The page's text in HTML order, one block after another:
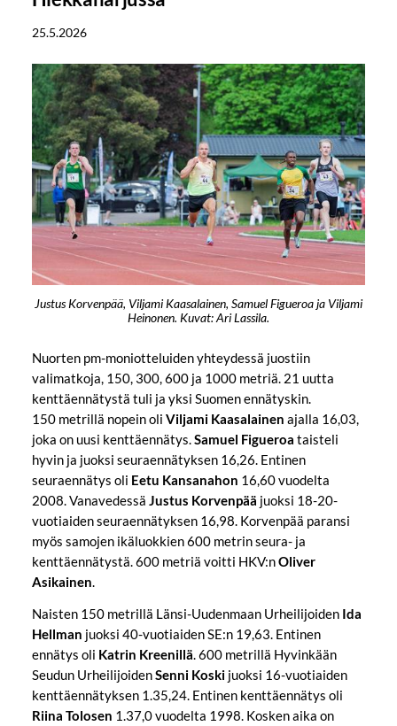
25.5.2026
Justus Korvenpää, Viljami Kaasalainen, Samuel Figueroa ja Viljami
Heinonen. Kuvat: Ari Lassila.
Nuorten pm-moniotteluiden yhteydessä juostiin
valimatkoja, 150, 300, 600 ja 1000 metriä. 21 uutta
kenttäennätystä tuli ja yksi Suomen ennätyskin.
150 metrillä nopein oli Viljami Kaasalainen ajalla 16,03,
joka on uusi kenttäennätys.Samuel Figueroa taisteli
hyvin ja juoksi seuraennätyksen 16,26. Entinen
seuraennätys oli Eetu Kansanahon 16,60 vuodelta
2008. Vanavedessä Justus Korvenpää juoksi 18-20-
vuotiaiden seuraennätyksen 16,98. Korvenpää paransi
myös samojen ikäluokkien 600 metrin seura- ja
kenttäennätystä. 600 metriä voitti HKV:nOliver
Asikainen.
Naisten 150 metrillä Länsi-Uudenmaan Urheilijoiden Ida
Hellman juoksi 40-vuotiaiden SE:n 19,63. Entinen
ennätys oli Katrin Kreenillä. 600 metrillä Hyvinkään
Seudun UrheilijoidenSenni Koskijuoksi 16-vuotiaiden
kenttäennätyksen 1.35,24. Entinen kenttäennätys oli
Riina Tolosen 1.37,0 vuodelta 1998. Kosken aika on